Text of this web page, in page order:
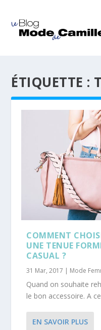
ÉTIQUETTE :
COMMENT
UNE TENUE
CASUAL ?
31 Mar, 2017 | Mode
Quand on souhaite
le bon accessoire. A
EN SAVOIR PLUS